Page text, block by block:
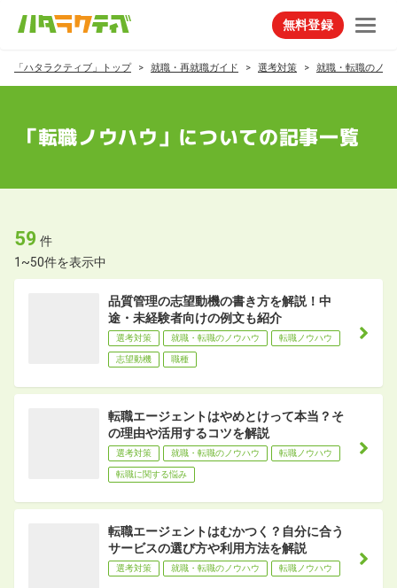
無料登録
「ハタラクティブ」トップ 就職・再就職ガイド 選考対策 就職・転職のノウ
「転職ノウハウ」についての記事一覧
59 件
1~50件を表示中
品質管理の志望動機の書き方を解説！中
途・未経験者向けの例文も紹介
選考対策 就職・転職のノウハウ 転職ノウハウ
志望動機 職種
転職エージェントはやめとけって本当？そ
の理由や活用するコツを解説
選考対策 就職・転職のノウハウ 転職ノウハウ
転職に関する悩み
転職エージェントはむかつく？自分に合う
サービスの選び方や利用方法を解説
選考対策 就職・転職のノウハウ 転職ノウハウ